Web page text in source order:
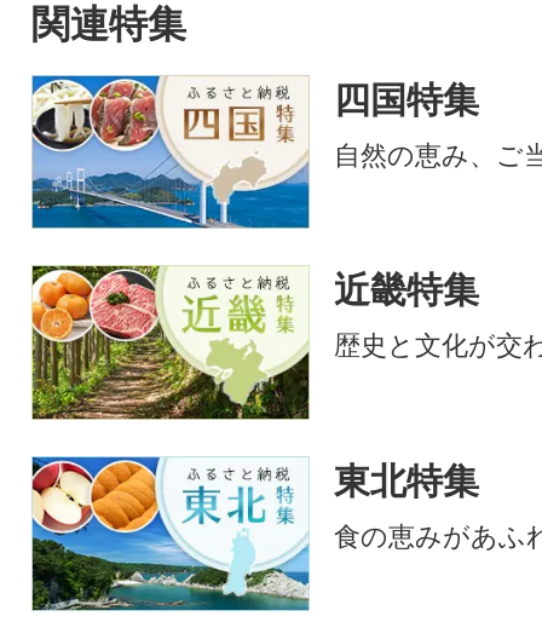
関連特集
四国特集
自然の恵み、ご
近畿特集
歴史と文化が交
東北特集
食の恵みがあふ